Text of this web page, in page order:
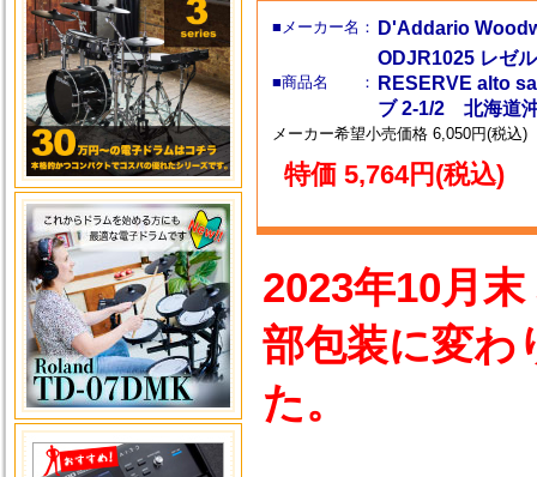
■メーカー名： D'Addario
■商品名 ：
ODJR1025 レゼ
RESERVE alto
ブ 2-1/2 北海道
メーカー希望小売価格 6,050円(税込)
特価 5,764円(税込)
2023年10月
部包装に変わ
た。